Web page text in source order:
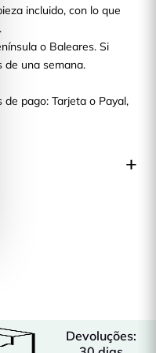
incluido, con lo que
o Baleares. Si
de una semana.
pago: Tarjeta o Payal,
Devoluções: